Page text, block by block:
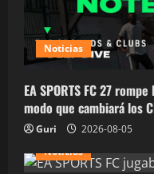
Noticias
EA SPORTS FC 27
modo que cambiará los
Guri
2026-08-05
Noticias